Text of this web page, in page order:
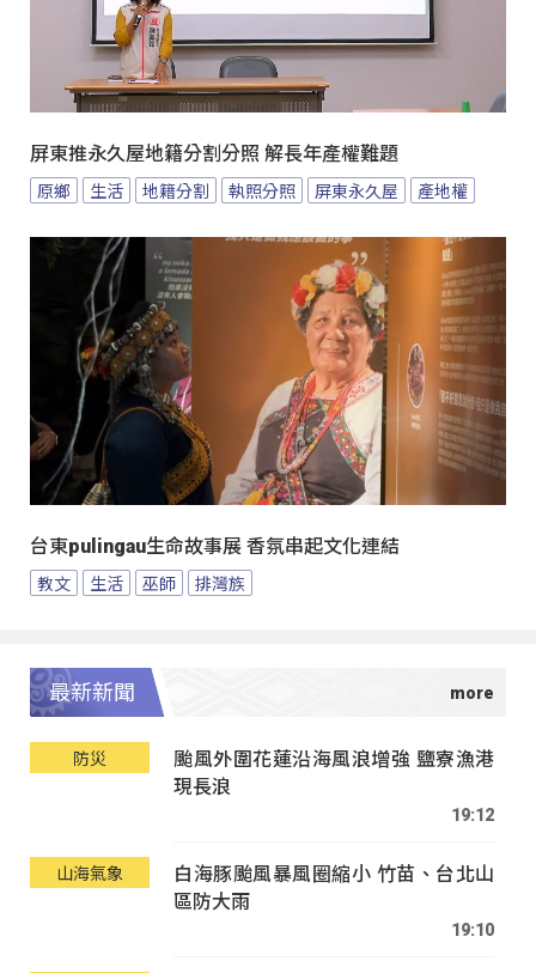
屏東推永久屋地籍分割分照 解長年產權難題
原鄉 生活 地籍分割 執照分照 屏東永久屋 產地權
台東pulingau生命故事展 香氛串起文化連結
教文 生活 巫師 排灣族
最新新聞
防災
颱風外圍花蓮沿海風浪增強 鹽寮漁港
現長浪
19:12
山海氣象
白海豚颱風暴風圈縮小 竹苗、台北山
區防大雨
19:10